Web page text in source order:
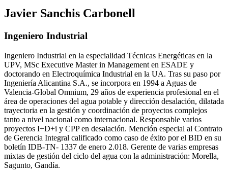
Javier Sanchis Carbonell
Ingeniero Industrial
Ingeniero Industrial en la especialidad Técnicas Energéticas en la
UPV, MSc Executive Master in Management en ESADE y
doctorando en Electroquímica Industrial en la UA. Tras su paso por
Ingeniería Alicantina S.A., se incorpora en 1994 a Aguas de
Valencia-Global Omnium, 29 años de experiencia profesional en el
área de operaciones del agua potable y dirección desalación, dilatada
trayectoria en la gestión y coordinación de proyectos complejos
tanto a nivel nacional como internacional. Responsable varios
proyectos I+D+i y CPP en desalación. Mención especial al Contrato
de Gerencia Integral calificado como caso de éxito por el BID en su
boletín IDB-TN- 1337 de enero 2.018. Gerente de varias empresas
mixtas de gestión del ciclo del agua con la administración: Morella,
Sagunto, Gandía.